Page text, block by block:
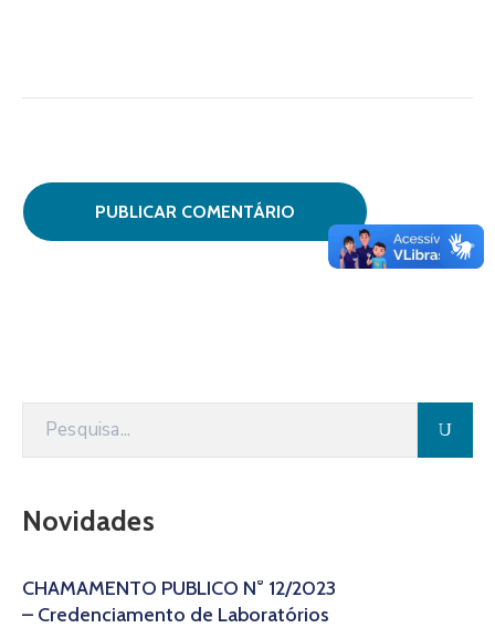
Novidades
CHAMAMENTO PÚBLICO N° 12/2023
– Credenciamento de Laboratórios